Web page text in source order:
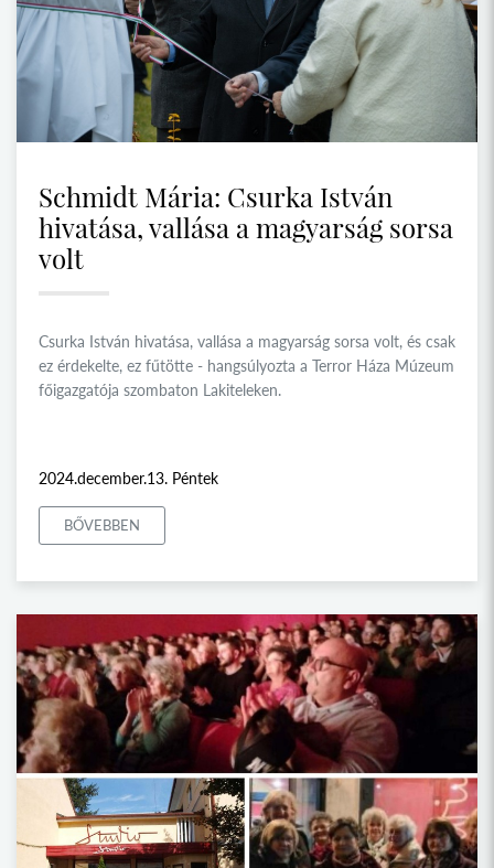
Schmidt Mária: Csurka István
hivatása, vallása a magyarság sorsa
volt
Csurka István hivatása, vallása a magyarság sorsa volt, és csak
ez érdekelte, ez fűtötte - hangsúlyozta a Terror Háza Múzeum
főigazgatója szombaton Lakiteleken.
2024.december.13. Péntek
BŐVEBBEN